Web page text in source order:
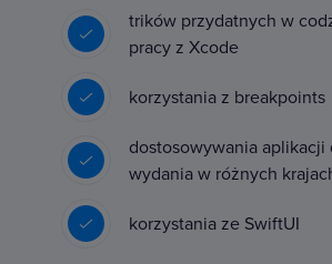
trików przydatnych w
pracy z Xcode
korzystania z breakpoints
dostosowywania aplikacji
wydania w różnych
korzystania ze SwiftUI